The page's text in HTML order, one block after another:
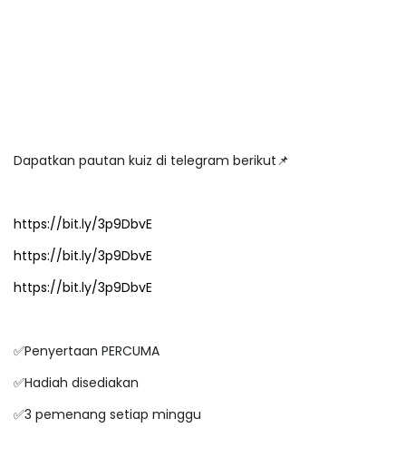
Dapatkan pautan kuiz di telegram berikut📌
https://bit.ly/3p9DbvE
https://bit.ly/3p9DbvE
https://bit.ly/3p9DbvE
✅Penyertaan PERCUMA
✅Hadiah disediakan
✅3 pemenang setiap minggu